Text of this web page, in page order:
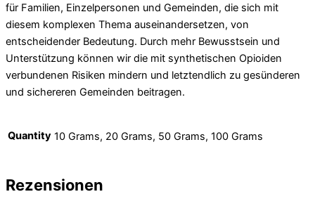
für Familien, Einzelpersonen und Gemeinden, die sich mit
diesem komplexen Thema auseinandersetzen, von
entscheidender Bedeutung. Durch mehr Bewusstsein und
Unterstützung können wir die mit synthetischen Opioiden
verbundenen Risiken mindern und letztendlich zu gesünderen
und sichereren Gemeinden beitragen.
Quantity 10 Grams, 20 Grams, 50 Grams, 100 Grams
Rezensionen